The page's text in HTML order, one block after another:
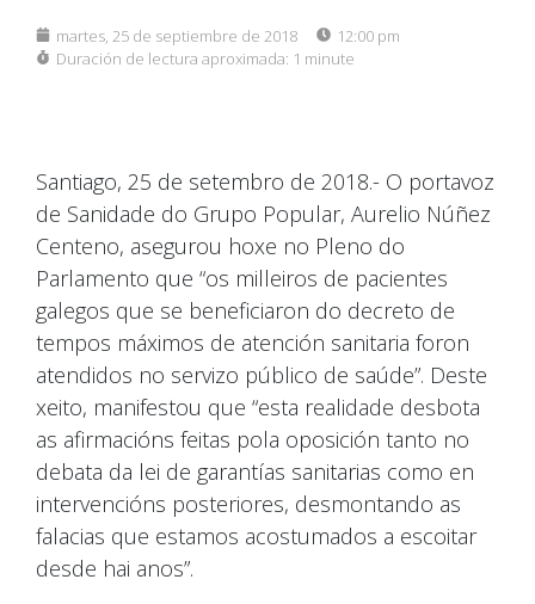
martes, 25 de septiembre de 2018
12:00 pm
Duración de lectura aproximada: 1 minute
Santiago, 25 de setembro de 2018.- O portavoz
de Sanidade do Grupo Popular, Aurelio Núñez
Centeno, asegurou hoxe no Pleno do
Parlamento que “os milleiros de pacientes
galegos que se beneficiaron do decreto de
tempos máximos de atención sanitaria foron
atendidos no servizo público de saúde”. Deste
xeito, manifestou que “esta realidade desbota
as afirmacións feitas pola oposición tanto no
debata da lei de garantías sanitarias como en
intervencións posteriores, desmontando as
falacias que estamos acostumados a escoitar
desde hai anos”.